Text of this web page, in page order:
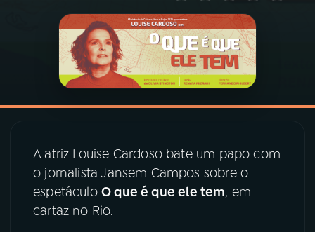
PROGRAMAÇÃO
PROGRAMAS
06VIDEOCASTS
07ÚLTIMAS
A atriz Louise Cardoso bate um papo com
o jornalista Jansem Campos sobre o
espetáculo O que é que ele tem, em
cartaz no Rio.